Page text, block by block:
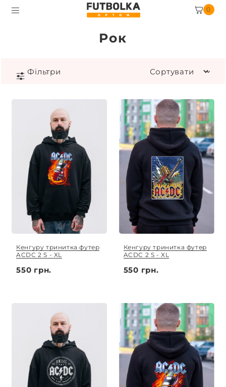
0
Рок
Фiльтри
Кенгуру тринитка футер
ACDC 2 S - XL
550 грн.
Кенгуру тринитка футер
ACDC 2 S - XL
550 грн.